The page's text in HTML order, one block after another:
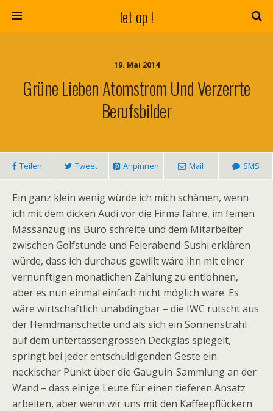
let op !
19. Mai 2014
Grüne Lieben Atomstrom Und Verzerrte
Berufsbilder
Teilen Tweet Anpinnen Mail SMS
Ein ganz klein wenig würde ich mich schämen, wenn
ich mit dem dicken Audi vor die Firma fahre, im feinen
Massanzug ins Büro schreite und dem Mitarbeiter
zwischen Golfstunde und Feierabend-Sushi erklären
würde, dass ich durchaus gewillt wäre ihn mit einer
vernünftigen monatlichen Zahlung zu entlöhnen,
aber es nun einmal einfach nicht möglich wäre. Es
wäre wirtschaftlich unabdingbar – die IWC rutscht aus
der Hemdmanschette und als sich ein Sonnenstrahl
auf dem untertassengrossen Deckglas spiegelt,
springt bei jeder entschuldigenden Geste ein
neckischer Punkt über die Gauguin-Sammlung an der
Wand – dass einige Leute für einen tieferen Ansatz
arbeiten, aber wenn wir uns mit den Kaffeepflückern